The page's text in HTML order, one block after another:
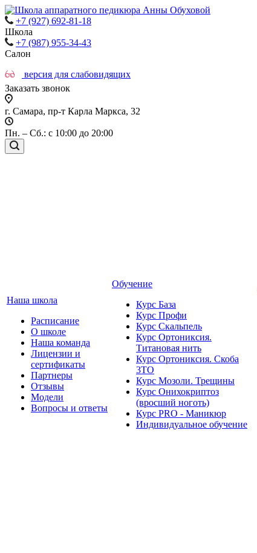
+7 (927) 692-81-18
Школа
+7 (987) 955-34-43
Салон
версия для слабовидящих
Заказать звонок
г. Самара, пр-т Карла Маркса, 32
Пн. – Сб.: с 10:00 до 20:00
Наша школа
Расписание
О школе
Наша команда
Лицензии и
сертификаты
Партнеры
Отзывы
Модели
Вопросы и ответы
Обучение
Курс База
Курс Профи
Курс Скальпель
Курс Ортониксия.
Титановая нить
Курс Ортониксия. Скоба
3ТО
Курс Мозоли. Трещины
Курс Онихокриптоз
(вросший ноготь)
Курс PRO - Маникюр
Индивидуальное обучение